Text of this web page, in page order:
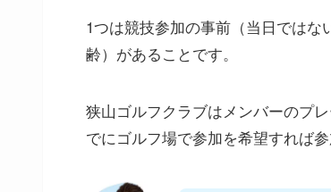
1つは競技参加の事前（当日では
齢）があることです。
狭山ゴルフクラブはメンバーのプ
でにゴルフ場で参加を希望すれば参